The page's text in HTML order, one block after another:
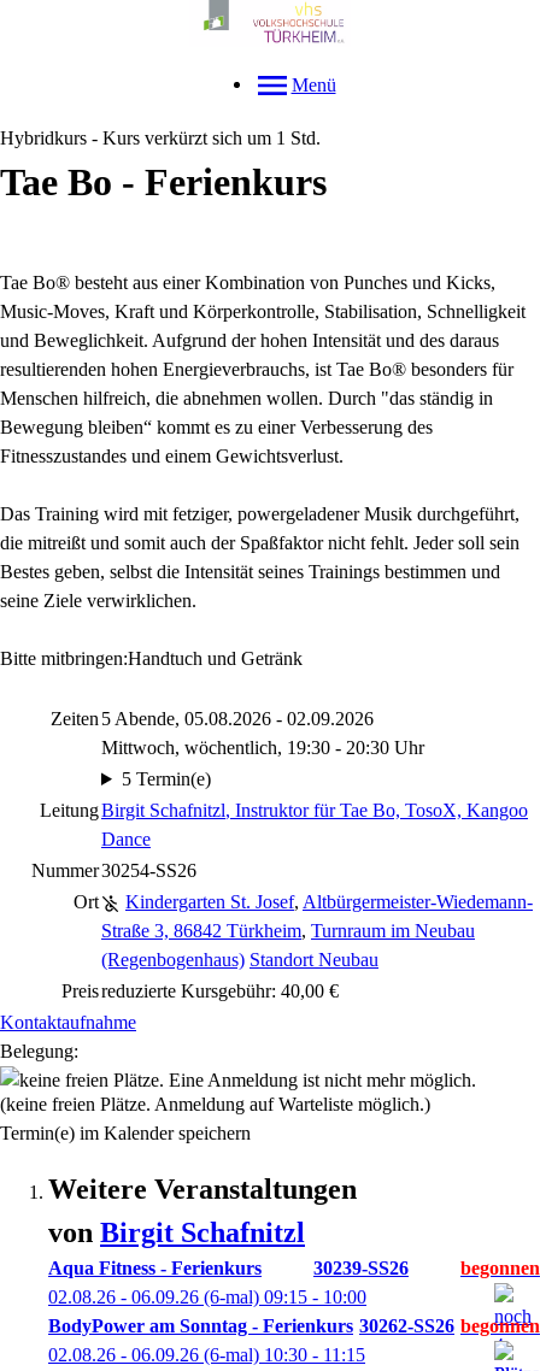
Menü
Hybridkurs - Kurs verkürzt sich um 1 Std.
Tae Bo - Ferienkurs
Tae Bo® besteht aus einer Kombination von Punches und Kicks,
Music-Moves, Kraft und Körperkontrolle, Stabilisation, Schnelligkeit
und Beweglichkeit. Aufgrund der hohen Intensität und des daraus
resultierenden hohen Energieverbrauchs, ist Tae Bo® besonders für
Menschen hilfreich, die abnehmen wollen. Durch "das ständig in
Bewegung bleiben“ kommt es zu einer Verbesserung des
Fitnesszustandes und einem Gewichtsverlust.
Das Training wird mit fetziger, powergeladener Musik durchgeführt,
die mitreißt und somit auch der Spaßfaktor nicht fehlt. Jeder soll sein
Bestes geben, selbst die Intensität seines Trainings bestimmen und
seine Ziele verwirklichen.
Bitte mitbringen:Handtuch und Getränk
Zeiten 5 Abende, 05.08.2026 - 02.09.2026
Mittwoch, wöchentlich, 19:30 - 20:30 Uhr
5 Termin(e)
LeitungBirgit Schafnitzl, Instruktor für Tae Bo, TosoX, Kangoo
Dance
Nummer30254-SS26
Ort
Kindergarten St. Josef, Altbürgermeister-Wiedemann-
Straße 3, 86842 Türkheim, Turnraum im Neubau
(Regenbogenhaus) Standort Neubau
Preisreduzierte Kursgebühr: 40,00 €
Kontaktaufnahme
Belegung:
(keine freien Plätze. Anmeldung auf Warteliste möglich.)
Termin(e) im Kalender speichern
Weitere Veranstaltungen
von Birgit Schafnitzl
Aqua Fitness - Ferienkurs
30239-SS26
02.08.26 - 06.09.26 (6-mal) 09:15 - 10:00
BodyPower am Sonntag - Ferienkurs 30262-SS26
02.08.26 - 06.09.26 (6-mal) 10:30 - 11:15